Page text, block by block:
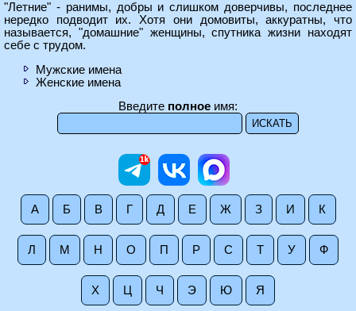
"Летние" - ранимы, добры и слишком доверчивы, последнее
нередко подводит их. Хотя они домовиты, аккуратны, что
называется, "домашние" женщины, спутника жизни находят
себе с трудом.
Мужские имена
Женские имена
Введите полное имя:
А Б В Г Д Е Ж З И К
Л М Н О П Р С Т У Ф
Х Ц Ч Э Ю Я